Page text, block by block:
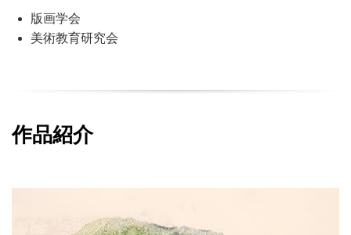
版画学会
美術教育研究会
作品紹介